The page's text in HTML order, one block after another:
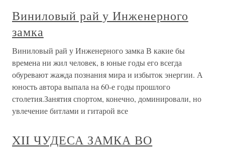
Виниловый рай у Инженерного
замка
Виниловый рай у Инженерного замка В какие бы
времена ни жил человек, в юные годы его всегда
обуревают жажда познания мира и избыток энергии. А
юность автора выпала на 60-е годы прошлого
столетия.Занятия спортом, конечно, доминировали, но
увлечение битлами и гитарой все
XII ЧУДЕСА ЗАМКА ВО